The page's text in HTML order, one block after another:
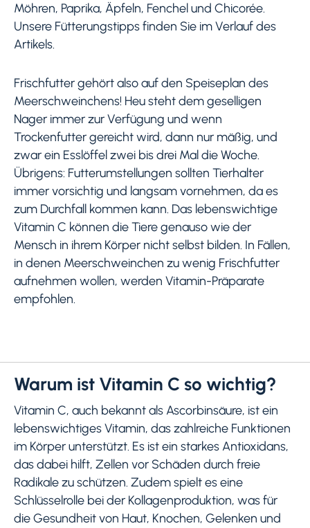
Möhren, Paprika, Äpfeln, Fenchel und Chicorée.
Unsere Fütterungstipps finden Sie im Verlauf des
Artikels.
Frischfutter gehört also auf den Speiseplan des
Meerschweinchens! Heu steht dem geselligen
Nager immer zur Verfügung und wenn
Trockenfutter gereicht wird, dann nur mäßig, und
zwar ein Esslöffel zwei bis drei Mal die Woche.
Übrigens: Futterumstellungen sollten Tierhalter
immer vorsichtig und langsam vornehmen, da es
zum Durchfall kommen kann. Das lebenswichtige
Vitamin C können die Tiere genauso wie der
Mensch in ihrem Körper nicht selbst bilden. In Fällen,
in denen Meerschweinchen zu wenig Frischfutter
aufnehmen wollen, werden Vitamin-Präparate
empfohlen.
Warum ist Vitamin C so wichtig?
Vitamin C, auch bekannt als Ascorbinsäure, ist ein
lebenswichtiges Vitamin, das zahlreiche Funktionen
im Körper unterstützt. Es ist ein starkes Antioxidans,
das dabei hilft, Zellen vor Schäden durch freie
Radikale zu schützen. Zudem spielt es eine
Schlüsselrolle bei der Kollagenproduktion, was für
die Gesundheit von Haut, Knochen, Gelenken und